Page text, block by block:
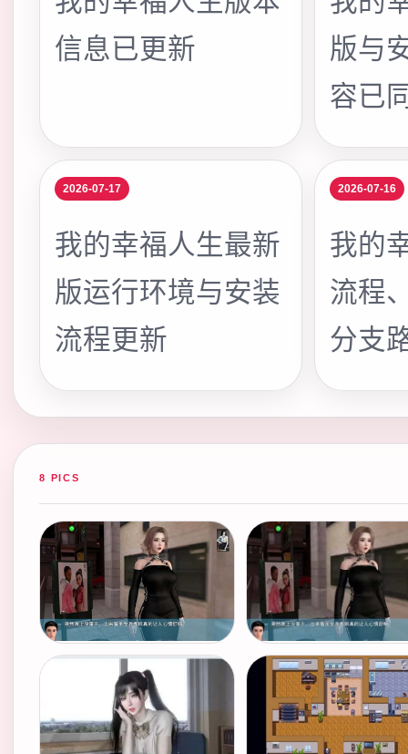
信息已更新
版与
容已
2026-07-17
我的幸福人生最新
版运行环境与安装
流程更新
2026-07-16
我的
流程
分支
8 PICS